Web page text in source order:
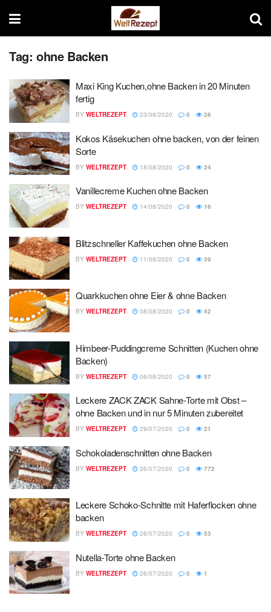
Tag: ohne Backen
Maxi King Kuchen,ohne Backen in 20 Minuten
fertig
BY WELTREZEPT 23/08/2020 0 26
Kokos Käsekuchen ohne backen, von der feinen
Sorte
BY WELTREZEPT 18/08/2020 0 24
Vanillecreme Kuchen ohne Backen
BY WELTREZEPT 14/08/2020 0 16
Blitzschneller Kaffekuchen ohne Backen
BY WELTREZEPT 11/08/2020 0 39
Quarkkuchen ohne Eier & ohne Backen
BY WELTREZEPT 08/08/2020 0 42
Himbeer-Puddingcreme Schnitten (Kuchen ohne
Backen)
BY WELTREZEPT 06/08/2020 0 57
Leckere ZACK ZACK Sahne-Torte mit Obst –
ohne Backen und in nur 5 Minuten zubereitet
BY WELTREZEPT 29/07/2020 0 21
Schokoladenschnitten ohne Backen
BY WELTREZEPT 26/07/2020 0 772
Leckere Schoko-Schnitte mit Haferflocken ohne
backen
BY WELTREZEPT 26/07/2020 0 53
Nutella-Torte ohne Backen
BY WELTREZEPT 26/07/2020 0 1